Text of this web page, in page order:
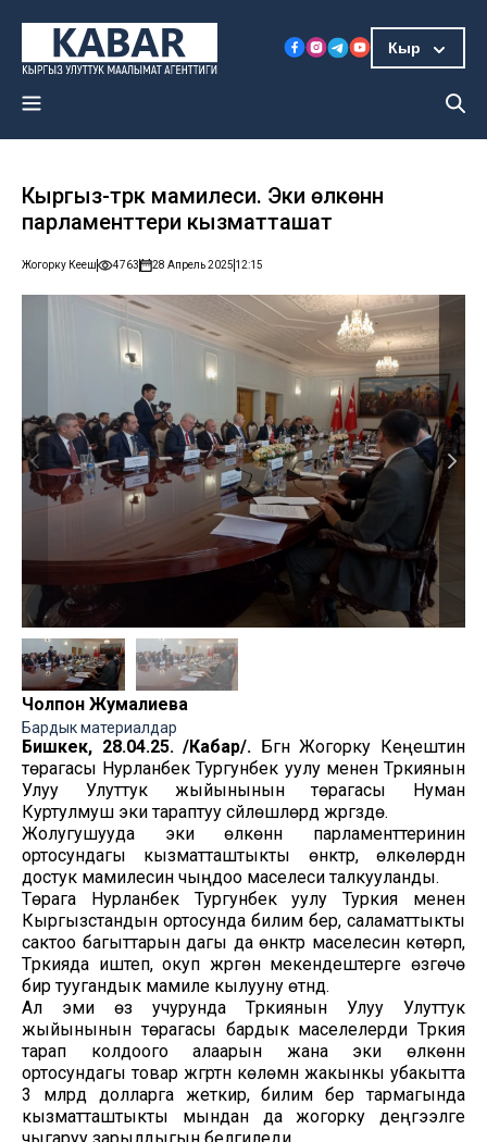
Кыр
Кыргыз-түрк мамилеси. Эки өлкөнүн
парламенттери кызматташат
Жогорку Кеңеш 4763 28 Апрель 2025 12:15
Чолпон Жумалиева
Бардык материалдар
Бишкек, 28.04.25. /Кабар/. Бүгүн Жогорку Кеңештин
төрагасы Нурланбек Тургунбек уулу менен Түркиянын
Улуу Улуттук жыйынынын төрагасы Нуман
Куртулмуш эки тараптуу сүйлөшүүлөрдү жүргүзүүдө.
Жолугушууда эки өлкөнүн парламенттеринин
ортосундагы кызматташтыкты өнүктүрүү, өлкөлөрдүн
достук мамилесин чыңдоо маселеси талкууланды.
Төрага Нурланбек Тургунбек уулу Туркия менен
Кыргызстандын ортосунда билим берүү, саламаттыкты
сактоо багыттарын дагы да өнүктүрүү маселесин көтөрүп,
Түркияда иштеп, окуп жүргөн мекендештерге өзгөчө
бир туугандык мамиле кылууну өтүндү.
Ал эми өз учурунда Түркиянын Улуу Улуттук
жыйынынын төрагасы бардык маселелерди Түркия
тарап колдоого алаарын жана эки өлкөнүн
ортосундагы товар жүгүртүүнү көлөмүн жакынкы убакытта
3 млрд долларга жеткирүү, билим берүү тармагында
кызматташтыкты мындан да жогорку деңгээлге
чыгаруу зарылдыгын белгиледи.